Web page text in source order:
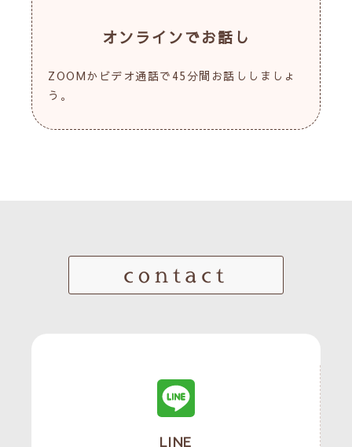
オンラインでお話し
ZOOMかビデオ通話で45分間お話ししましょ
う。
contact
LINE